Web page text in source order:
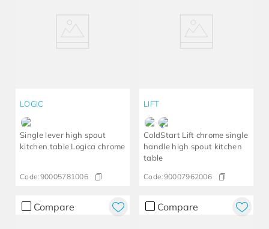
LOGIC
Single lever high spout
kitchen table Logica chrome
Code:90005781006
LIFT
ColdStart Lift chrome single
handle high spout kitchen
table
Code:90007962006
Compare Compare